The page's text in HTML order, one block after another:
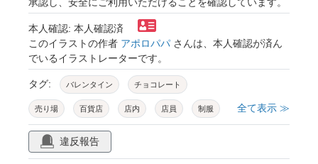
本人確認: 本人確認済
このイラストの作者 アポロパパ さんは、本人確認が済ん
でいるイラストレーターです。
タグ: バレンタイン チョコレート
売り場 百貨店 店内 店員 制服
接客 人物 女性
全て表示 ≫
違反報告